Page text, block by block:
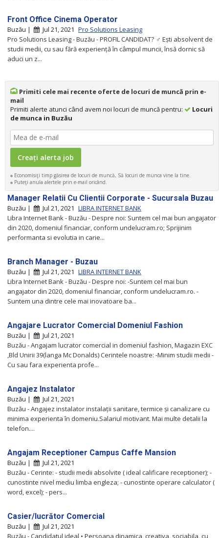
Front Office Cinema Operator
Buzău | Jul 21, 2021 Pro Solutions Leasing
Pro Solutions Leasing - Buzău - PROFIL CANDIDAT? ‍♂‍ Ești absolvent de
studii medii, cu sau fără experiență în câmpul muncii, însă dornic să
aduci un z...
Primiti cele mai recente oferte de locuri de muncă prin e-
mail
Primiti alerte atunci când avem noi locuri de muncă pentru:
Locuri
de munca in Buzău
Economisiţi timp găsirea de locuri de muncă, Să locuri de munca vine la tine.
Puteţi anula alertele prin e-mail oricând.
Manager Relatii Cu Clientii Corporate - Sucursala Buzau
Buzău | Jul 21, 2021 LIBRA INTERNET BANK
Libra Internet Bank - Buzău - Despre noi: Suntem cel mai bun angajator
din 2020, domeniul financiar, conform undelucram.ro; Sprijinim
performanta si evolutia in carie...
Branch Manager - Buzau
Buzău | Jul 21, 2021 LIBRA INTERNET BANK
Libra Internet Bank - Buzău - Despre noi: -Suntem cel mai bun
angajator din 2020, domeniul financiar, conform undelucram.ro. -
Suntem una dintre cele mai inovatoare ba...
Angajare Lucrator Comercial Domeniul Fashion
Buzău |
Jul 21, 2021
Buzău - Angajam lucrator comercial in domeniul fashion, Magazin EXC
,Bld Unirii 39(langa Mc Donalds) Cerintele noastre: -Minim studii medii -
Cu sau fara experienta profe...
Angajez Instalator
Buzău |
Jul 21, 2021
Buzău - Angajez instalator instalații sanitare, termice și canalizare cu
minima experienta în domeniu.Salariul motivant. Mai multe detalii la
telefon....
Angajam Receptioner Campus Caffe Mansion
Buzău |
Jul 21, 2021
Buzău - Cerinte: - studii medii absolvite ( ideal calificare receptioner); -
cunostinte nivel mediu limba engleza; - cunostinte operare calculator (
word, excel); - pers...
Casier/lucrător Comercial
Buzău |
Jul 21, 2021
Buzău - Candidatul ideal • Persoana dinamica, creativa, sociabila, cu